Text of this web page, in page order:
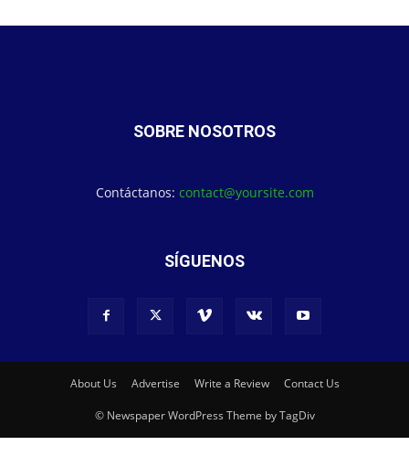
SOBRE NOSOTROS
Contáctanos: contact@yoursite.com
SÍGUENOS
About Us Advertise Write a Review Contact Us
© Newspaper WordPress Theme by TagDiv